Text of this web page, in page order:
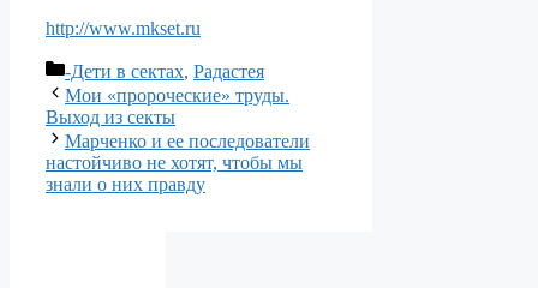
http://www.mkset.ru
Рубрики
-Дети в сектах, Радастея
Мои «пророческие» труды.
Выход из секты
Марченко и ее последователи
настойчиво не хотят, чтобы мы
знали о них правду